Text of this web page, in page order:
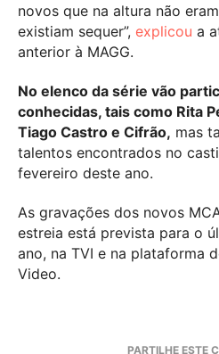
novos que na altura não
existiam sequer”, explicou a
anterior à MAGG.
No elenco da série vão
conhecidas, tais como Rita
Tiago Castro e Cifrão, mas
talentos encontrados no
fevereiro deste ano.
As gravações dos novos
estreia está prevista para o
ano, na TVI e na plataforma
Video.